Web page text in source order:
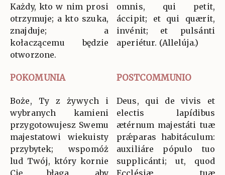
Każdy, kto w nim prosi
otrzymuje; a kto szuka,
znajduje; a
kołaczącemu będzie
otworzone.
omnis, qui petit,
áccipit; et qui quærit,
invénit; et pulsánti
aperiétur. (Allelúja.)
POKOMUNIA POSTCOMMUNIO
Boże, Ty z żywych i
wybranych kamieni
przygotowujesz Swemu
majestatowi wiekuisty
przybytek; wspomóż
lud Twój, który kornie
Deus, qui de vivis et
electis lapídibus
ætérnum majestáti tuæ
prǽparas habitáculum:
auxiliáre pópulo tuo
supplicánti; ut, quod